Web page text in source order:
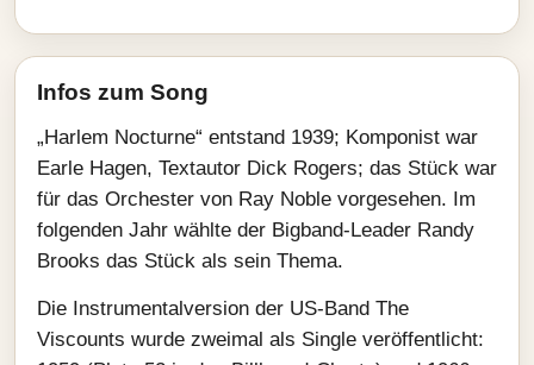
Infos zum Song
„Harlem Nocturne“ entstand 1939; Komponist war
Earle Hagen, Textautor Dick Rogers; das Stück war
für das Orchester von Ray Noble vorgesehen. Im
folgenden Jahr wählte der Bigband-Leader Randy
Brooks das Stück als sein Thema.
Die Instrumentalversion der US-Band The
Viscounts wurde zweimal als Single veröffentlicht: